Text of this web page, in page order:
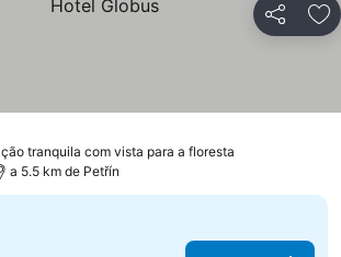
Partilhar
tranquila com vista para a floresta
a 5.5 km de Petřín